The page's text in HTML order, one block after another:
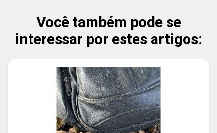
Você também pode se
interessar por estes artigos: